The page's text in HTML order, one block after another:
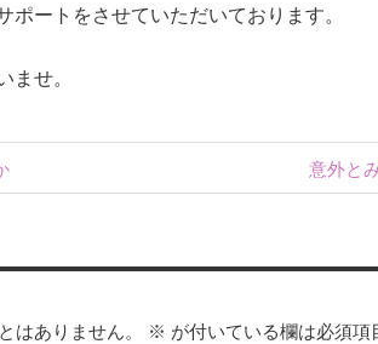
ートをさせていただいております。
せ。
次
の
事:
意外と
はありません。 ※ が付いている欄は必須項